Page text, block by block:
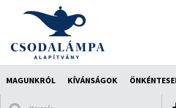
MAGUNKRÓL KÍVÁNSÁGOK